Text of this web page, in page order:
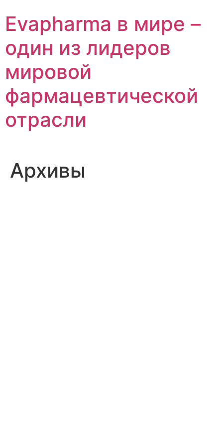
содержимому
Evapharma в мире –
один из лидеров
мировой
фармацевтической
отрасли
Архивы